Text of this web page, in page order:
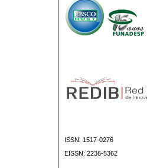
ISSN: 1517-0276
EISSN: 2236-5362